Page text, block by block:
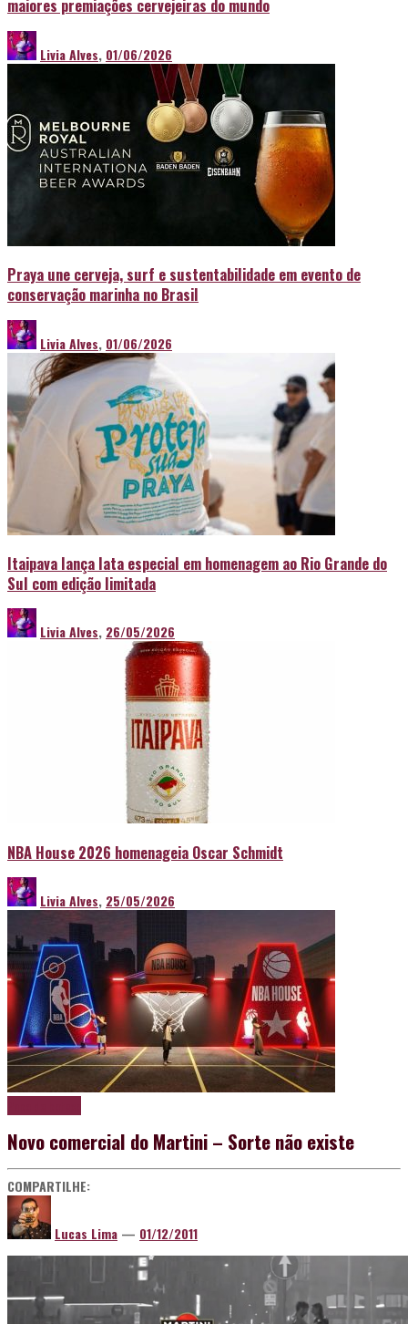
maiores premiações cervejeiras do mundo
Livia Alves, 01/06/2026
Praya une cerveja, surf e sustentabilidade em evento de
conservação marinha no Brasil
Livia Alves, 01/06/2026
Itaipava lança lata especial em homenagem ao Rio Grande do
Sul com edição limitada
Livia Alves, 26/05/2026
NBA House 2026 homenageia Oscar Schmidt
Livia Alves, 25/05/2026
Novo comercial do Martini – Sorte não existe
COMPARTILHE:
Lucas Lima — 01/12/2011